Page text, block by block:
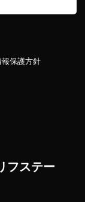
保護方針
フステー